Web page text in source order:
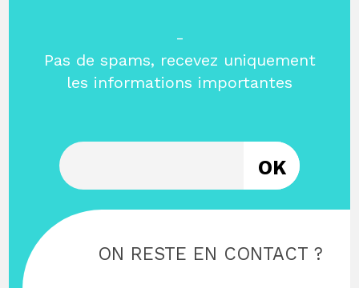
-
Pas de spams, recevez uniquement
les informations importantes
ON RESTE EN CONTACT ?